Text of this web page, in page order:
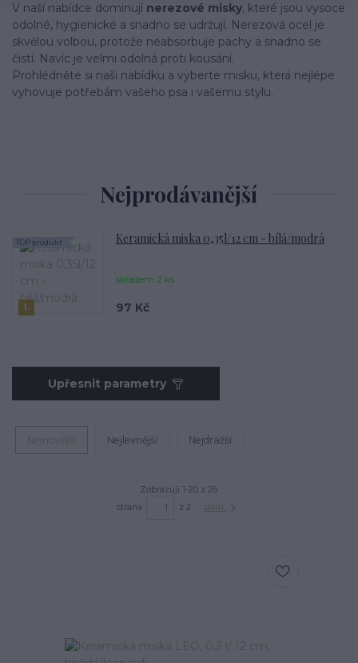
V naší nabídce dominují nerezové misky, které jsou vysoce
odolné, hygienické a snadno se udržují. Nerezová ocel je
skvělou volbou, protože neabsorbuje pachy a snadno se
čistí. Navíc je velmi odolná proti kousání.
Prohlédněte si naši nabídku a vyberte misku, která nejlépe
vyhovuje potřebám vašeho psa i vašemu stylu.
Nejprodávanější
1.
Keramická miska 0,35l/12 cm - bílá/modrá
skladem 2 ks
TOP produkt
97 Kč
Upřesnit parametry
Nejnovější Nejlevnější Nejdražší
Zobrazuji 1-20 z 26
strana
z 2 další